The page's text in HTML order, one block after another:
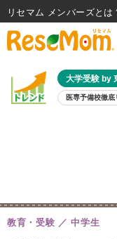
大学受験 by
医専予備校徹底
教育・受験 中学生
リセマム メンバーズ